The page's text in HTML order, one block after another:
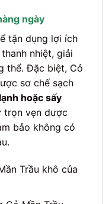
ngày
tận dụng lợi ích
nhiệt, giải
thể. Đặc biệt, Cỏ
sơ chế sạch
hoặc sấy
trọn vẹn dược
bảo không có
Trầu khô của